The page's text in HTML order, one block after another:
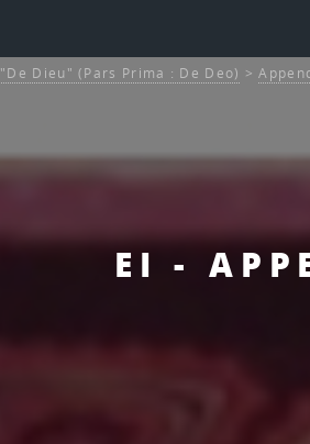
EI -
Dieu" (Pars Prima : De Deo) >